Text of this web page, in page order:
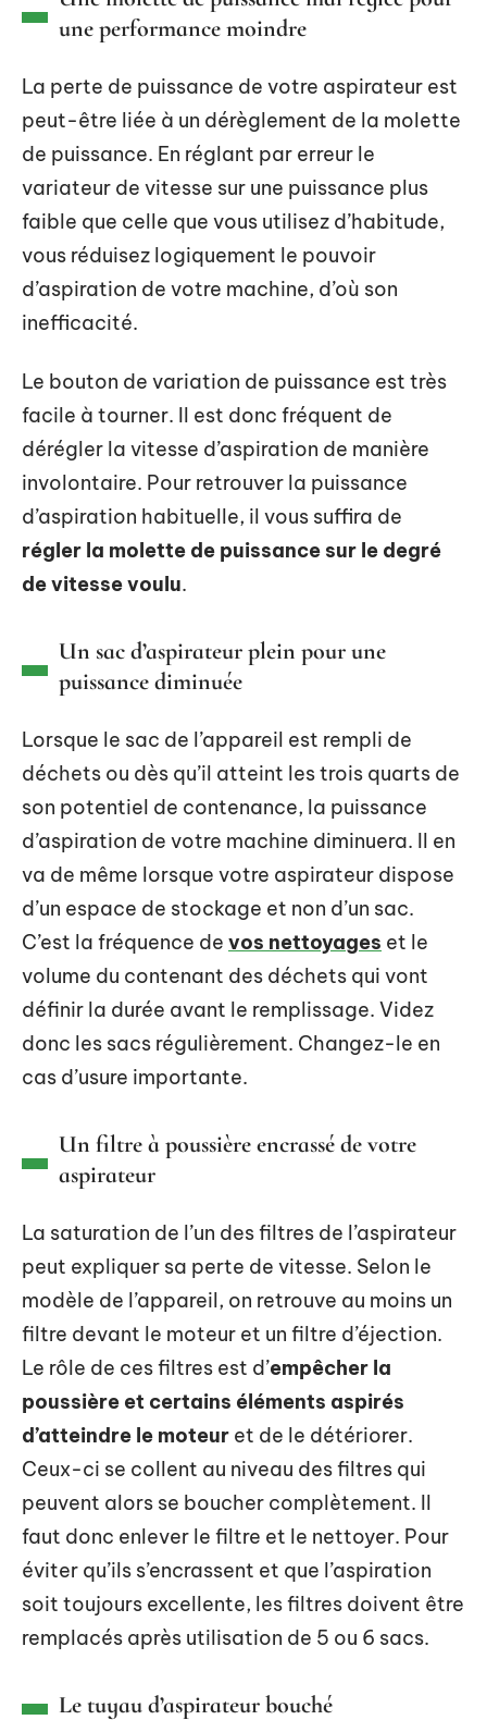
une performance moindre
La perte de puissance de votre aspirateur est
peut-être liée à un dérèglement de la molette
de puissance. En réglant par erreur le
variateur de vitesse sur une puissance plus
faible que celle que vous utilisez d’habitude,
vous réduisez logiquement le pouvoir
d’aspiration de votre machine, d’où son
inefficacité.
Le bouton de variation de puissance est très
facile à tourner. Il est donc fréquent de
dérégler la vitesse d’aspiration de manière
involontaire. Pour retrouver la puissance
d’aspiration habituelle, il vous suffira de
régler la molette de puissance sur le degré
de vitesse voulu.
Un sac d’aspirateur plein pour une
puissance diminuée
Lorsque le sac de l’appareil est rempli de
déchets ou dès qu’il atteint les trois quarts de
son potentiel de contenance, la puissance
d’aspiration de votre machine diminuera. Il en
va de même lorsque votre aspirateur dispose
d’un espace de stockage et non d’un sac.
C’est la fréquence de vos nettoyages et le
volume du contenant des déchets qui vont
définir la durée avant le remplissage. Videz
donc les sacs régulièrement. Changez-le en
cas d’usure importante.
Un filtre à poussière encrassé de votre
aspirateur
La saturation de l’un des filtres de l’aspirateur
peut expliquer sa perte de vitesse. Selon le
modèle de l’appareil, on retrouve au moins un
filtre devant le moteur et un filtre d’éjection.
Le rôle de ces filtres est d’empêcher la
poussière et certains éléments aspirés
d’atteindre le moteur et de le détériorer.
Ceux-ci se collent au niveau des filtres qui
peuvent alors se boucher complètement. Il
faut donc enlever le filtre et le nettoyer. Pour
éviter qu’ils s’encrassent et que l’aspiration
soit toujours excellente, les filtres doivent être
remplacés après utilisation de 5 ou 6 sacs.
Le tuyau d’aspirateur bouché